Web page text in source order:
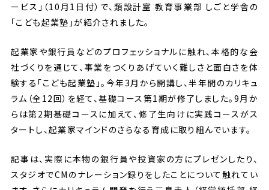
ービス」（10月1日付）で、類設計室 教育事業部 しごと学舎の
「こども起業塾」が紹介されました。
起業家や銀行員などのプロフェッショナルに触れ、本格的な会
社づくりを通じて、事業をつくりあげていく難しさと面白さを体
験する「こども起業塾」。今年3月から開講し、半年間のカリキュ
ラム（全12回）を経て、基礎コース第1期が修了しました。9月か
らは第2期基礎コースに加えて、修了生向けに実践コースがス
タートし、起業家マインドのさらなる育成に取り組んでいます。
記事は、実際に本物の銀行員や投資家の方にプレゼンしたり、
スタジオでCMのナレーション録りをしたことについて触れてい